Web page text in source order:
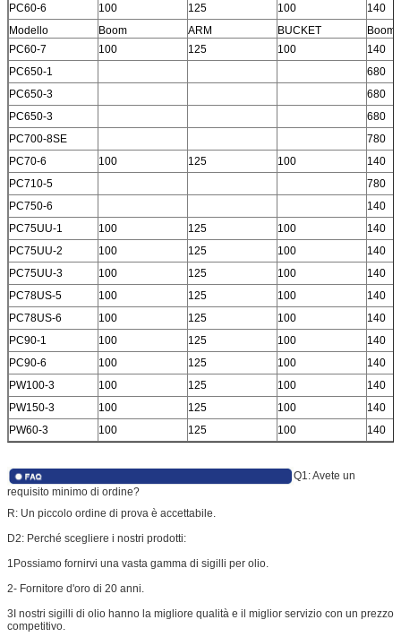
PC60-6
100 125 100
140
Modello
Boom ARM BUCKET
Boom
PC60-7
100 125 100
140
PC650-1
680
PC650-3
680
PC650-3
680
PC700-8SE
780
PC70-6
100 125 100
140
PC710-5
780
PC750-6
140
PC75UU-1
100 125 100
140
PC75UU-2
100 125 100
140
PC75UU-3
100 125 100
140
PC78US-5
100 125 100
140
PC78US-6
100 125 100
140
PC90-1
100 125 100
140
PC90-6
100 125 100
140
PW100-3
100 125 100
140
PW150-3
100 125 100
140
PW60-3
100 125 100 140
Q1: Avete un
requisito minimo di ordine?
R: Un piccolo ordine di prova è accettabile.
D2: Perché scegliere i nostri prodotti:
1Possiamo fornirvi una vasta gamma di sigilli per olio.
2- Fornitore d'oro di 20 anni.
3I nostri sigilli di olio hanno la migliore qualità e il miglior servizio con un prezzo
competitivo.